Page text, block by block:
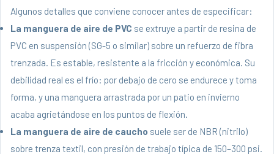
Algunos detalles que conviene conocer antes de especificar:
La manguera de aire de PVC se extruye a partir de resina de
PVC en suspensión (SG-5 o similar) sobre un refuerzo de fibra
trenzada. Es estable, resistente a la fricción y económica. Su
debilidad real es el frío: por debajo de cero se endurece y toma
forma, y una manguera arrastrada por un patio en invierno
acaba agrietándose en los puntos de flexión.
La manguera de aire de caucho suele ser de NBR (nitrilo)
sobre trenza textil, con presión de trabajo típica de 150–300 psi.